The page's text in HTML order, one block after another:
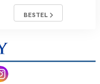
BESTEL